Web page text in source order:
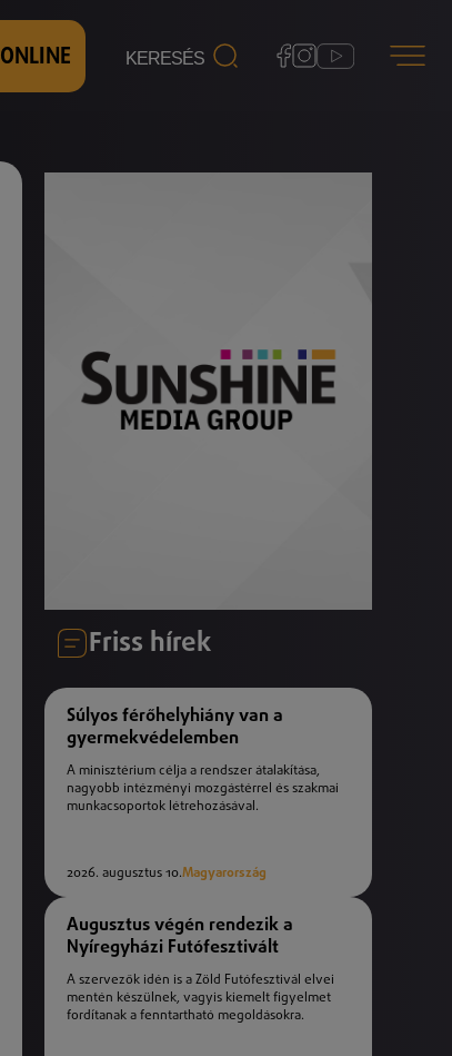
ONLINE
Friss hírek
Súlyos férőhelyhiány van a
gyermekvédelemben
A minisztérium célja a rendszer átalakítása,
nagyobb intézményi mozgástérrel és szakmai
munkacsoportok létrehozásával.
2026. augusztus 10.Magyarország
Augusztus végén rendezik a
Nyíregyházi Futófesztivált
A szervezők idén is a Zöld Futófesztivál elvei
mentén készülnek, vagyis kiemelt figyelmet
fordítanak a fenntartható megoldásokra.